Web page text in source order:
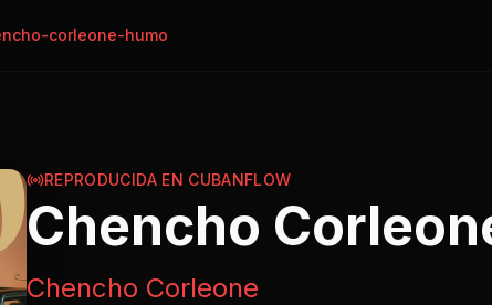
corleone-humo
REPRODUCIDA EN CUBANFLOW
Chencho
Chencho Corleone